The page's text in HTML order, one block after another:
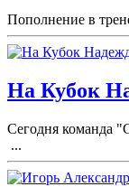
Пополнение в
На Кубок
Сегодня команда
...